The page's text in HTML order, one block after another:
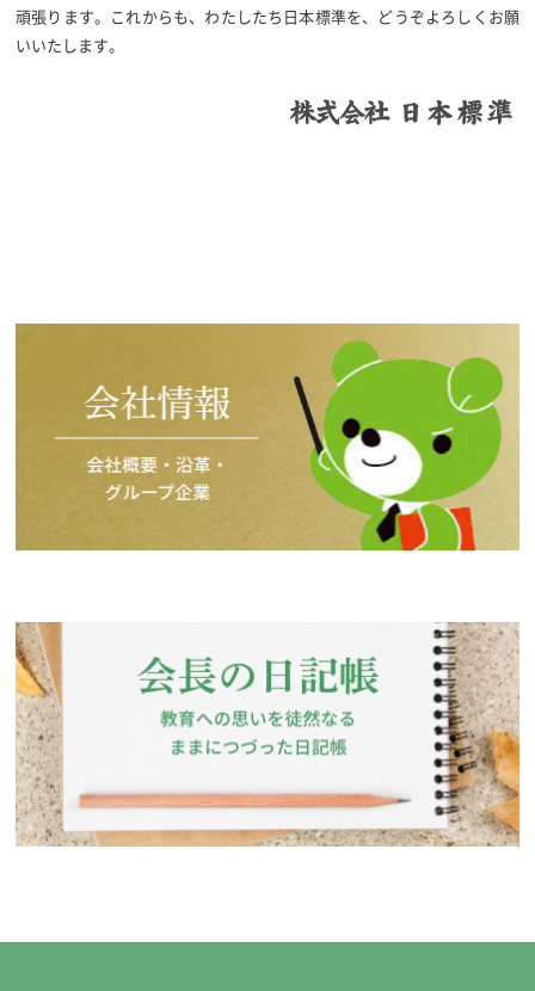
頑張ります。これからも、わたしたち日本標準を、どうぞよろしくお願
いいたします。